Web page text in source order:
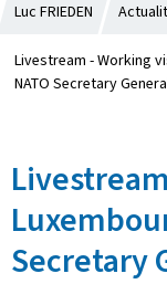
Luc FRIEDEN
Livestream - Working
NATO Secretary
Secretary